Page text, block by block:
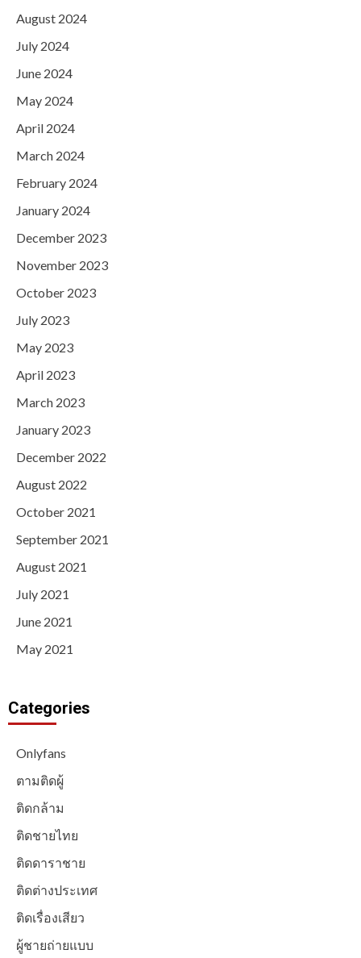
August 2024
July 2024
June 2024
May 2024
April 2024
March 2024
February 2024
January 2024
December 2023
November 2023
October 2023
July 2023
May 2023
April 2023
March 2023
January 2023
December 2022
August 2022
October 2021
September 2021
August 2021
July 2021
June 2021
May 2021
Categories
Onlyfans
ตามติดผู้
ติดกล้าม
ติดชายไทย
ติดดาราชาย
ติดต่างประเทศ
ติดเรื่องเสียว
ผู้ชายถ่ายแบบ